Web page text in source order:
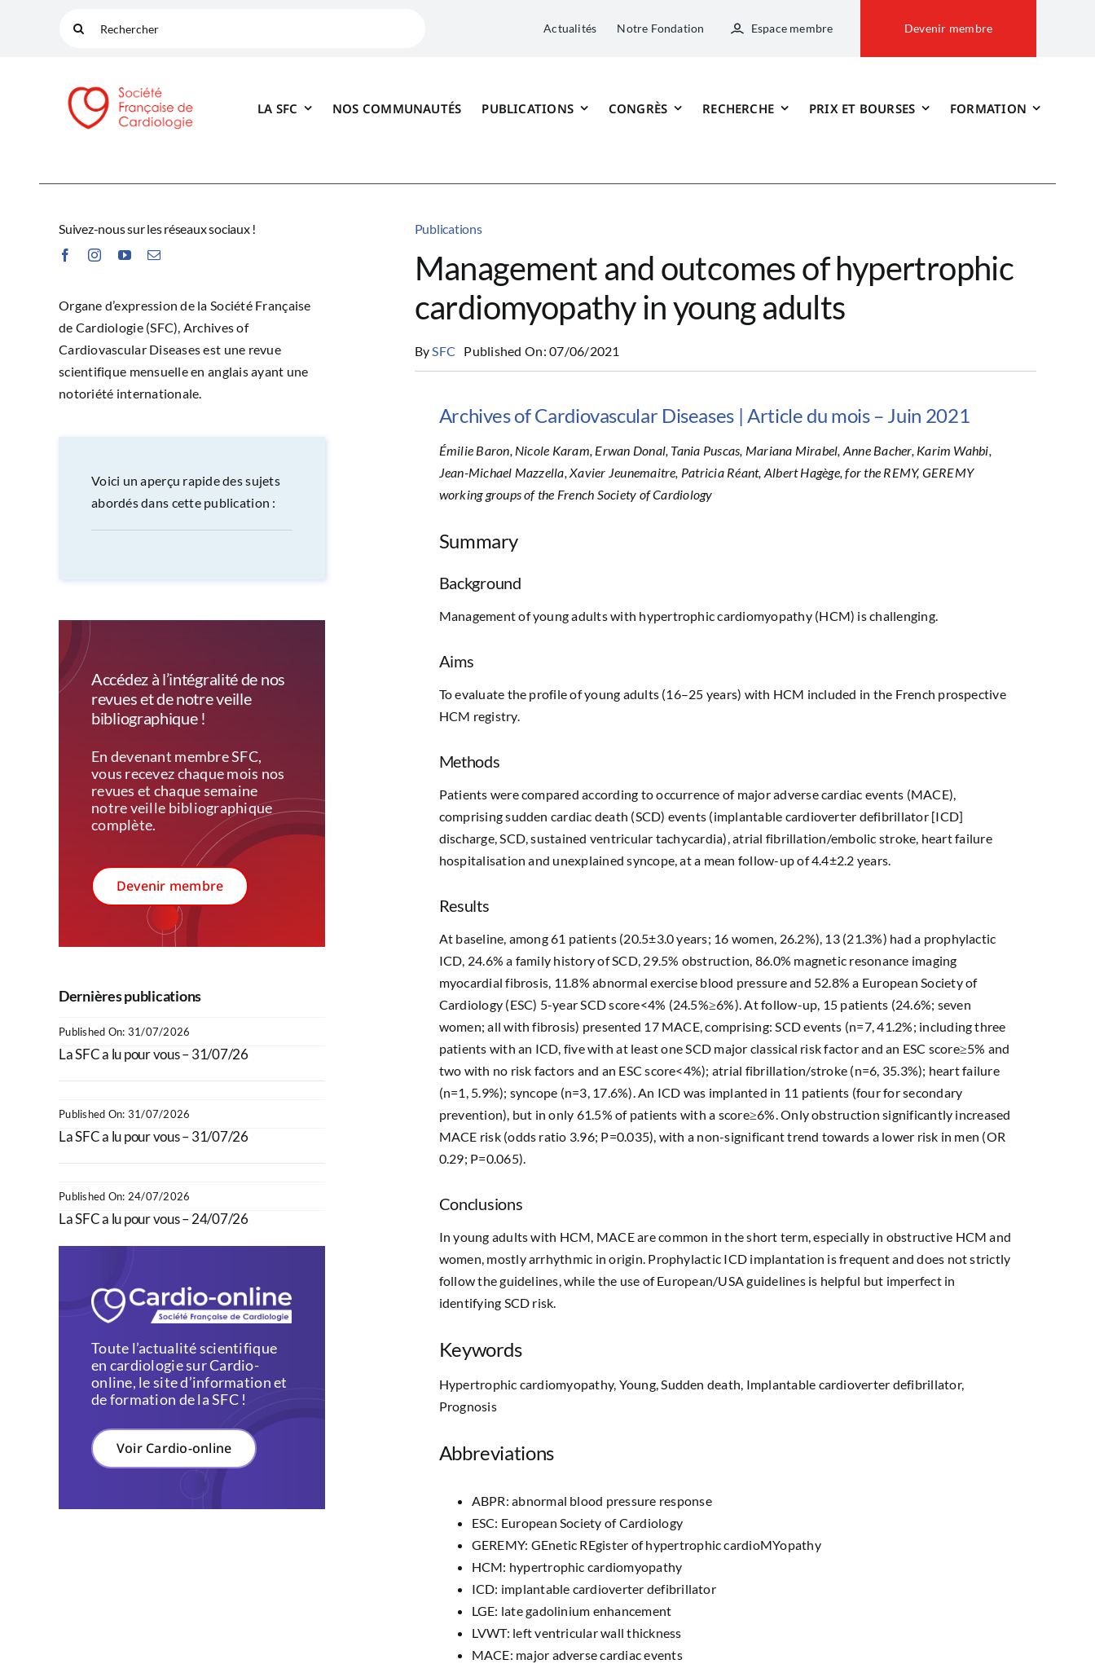
Rechercher: Actualités Notre Fondation Espace membre Devenir membre
LA SFC NOS COMMUNAUTÉS PUBLICATIONS CONGRÈS RECHERCHE PRIX ET BOURSES FORMATION
Suivez-nous sur les réseaux sociaux !
Organe d’expression de la Société Française
de Cardiologie (SFC), Archives of
Cardiovascular Diseases est une revue
scientifique mensuelle en anglais ayant une
notoriété internationale.
Voici un aperçu rapide des sujets
abordés dans cette publication :
Accédez à l’intégralité de nos
revues et de notre veille
bibliographique !
En devenant membre SFC,
vous recevez chaque mois nos
revues et chaque semaine
notre veille bibliographique
complète.
Devenir membre
Dernières publications
Published On: 31/07/2026
La SFC a lu pour vous – 31/07/26
Published On: 31/07/2026
La SFC a lu pour vous – 31/07/26
Published On: 24/07/2026
La SFC a lu pour vous – 24/07/26
Toute l’actualité scientifique
en cardiologie sur Cardio-
online, le site d’information et
de formation de la SFC !
Voir Cardio-online
Publications
Management and outcomes of hypertrophic
cardiomyopathy in young adults
BySFC Published On: 07/06/2021
Archives of Cardiovascular Diseases | Article du mois – Juin 2021
Émilie Baron, Nicole Karam, Erwan Donal, Tania Puscas, Mariana Mirabel, Anne Bacher, Karim Wahbi,
Jean-Michael Mazzella, Xavier Jeunemaitre, Patricia Réant, Albert Hagège, for the REMY, GEREMY
working groups of the French Society of Cardiology
Summary
Background
Management of young adults with hypertrophic cardiomyopathy (HCM) is challenging.
Aims
To evaluate the profile of young adults (16–25 years) with HCM included in the French prospective
HCM registry.
Methods
Patients were compared according to occurrence of major adverse cardiac events (MACE),
comprising sudden cardiac death (SCD) events (implantable cardioverter defibrillator [ICD]
discharge, SCD, sustained ventricular tachycardia), atrial fibrillation/embolic stroke, heart failure
hospitalisation and unexplained syncope, at a mean follow-up of 4.4±2.2 years.
Results
At baseline, among 61 patients (20.5±3.0 years; 16 women, 26.2%), 13 (21.3%) had a prophylactic
ICD, 24.6% a family history of SCD, 29.5% obstruction, 86.0% magnetic resonance imaging
myocardial fibrosis, 11.8% abnormal exercise blood pressure and 52.8% a European Society of
Cardiology (ESC) 5-year SCD score<4% (24.5%≥6%). At follow-up, 15 patients (24.6%; seven
women; all with fibrosis) presented 17 MACE, comprising: SCD events (n=7, 41.2%; including three
patients with an ICD, five with at least one SCD major classical risk factor and an ESC score≥5% and
two with no risk factors and an ESC score<4%); atrial fibrillation/stroke (n=6, 35.3%); heart failure
(n=1, 5.9%); syncope (n=3, 17.6%). An ICD was implanted in 11 patients (four for secondary
prevention), but in only 61.5% of patients with a score≥6%. Only obstruction significantly increased
MACE risk (odds ratio 3.96; P=0.035), with a non-significant trend towards a lower risk in men (OR
0.29; P=0.065).
Conclusions
In young adults with HCM, MACE are common in the short term, especially in obstructive HCM and
women, mostly arrhythmic in origin. Prophylactic ICD implantation is frequent and does not strictly
follow the guidelines, while the use of European/USA guidelines is helpful but imperfect in
identifying SCD risk.
Keywords
Hypertrophic cardiomyopathy, Young, Sudden death, Implantable cardioverter defibrillator,
Prognosis
Abbreviations
ABPR: abnormal blood pressure response
ESC: European Society of Cardiology
GEREMY: GEnetic REgister of hypertrophic cardioMYopathy
HCM: hypertrophic cardiomyopathy
ICD: implantable cardioverter defibrillator
LGE: late gadolinium enhancement
LVWT: left ventricular wall thickness
MACE: major adverse cardiac events